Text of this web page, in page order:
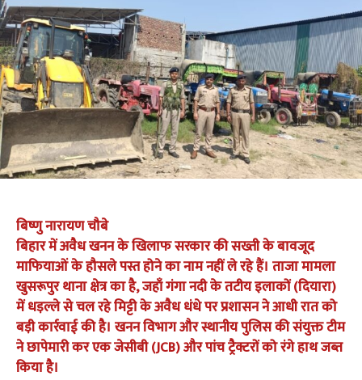
बिष्णु नारायण चौबे
बिहार में अवैध खनन के खिलाफ सरकार की सख्ती के बावजूद
माफियाओं के हौसले पस्त होने का नाम नहीं ले रहे हैं। ताजा मामला
खुसरूपुर थाना क्षेत्र का है, जहाँ गंगा नदी के तटीय इलाकों (दियारा)
में धड़ल्ले से चल रहे मिट्टी के अवैध धंधे पर प्रशासन ने आधी रात को
बड़ी कार्रवाई की है। खनन विभाग और स्थानीय पुलिस की संयुक्त टीम
ने छापेमारी कर एक जेसीबी (JCB) और पांच ट्रैक्टरों को रंगे हाथ जब्त
किया है।